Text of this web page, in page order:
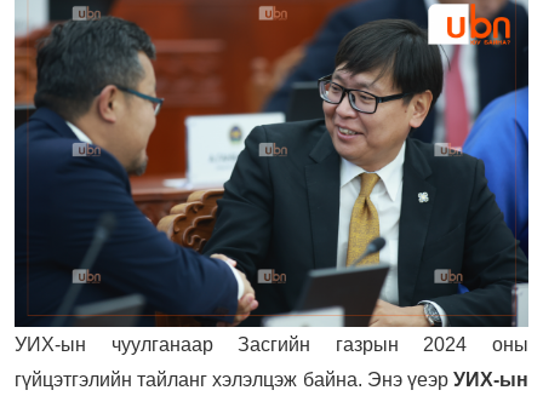
УИХ-ын чуулганаар Засгийн газрын 2024 оны
гүйцэтгэлийн тайланг хэлэлцэж байна. Энэ үеэр УИХ-ын